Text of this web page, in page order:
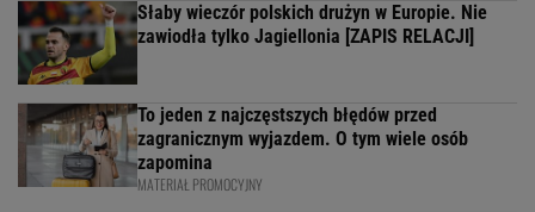
Słaby wieczór polskich drużyn w Europie. Nie
zawiodła tylko Jagiellonia [ZAPIS RELACJI]
To jeden z najczęstszych błędów przed
zagranicznym wyjazdem. O tym wiele osób
zapomina
MATERIAŁ PROMOCYJNY